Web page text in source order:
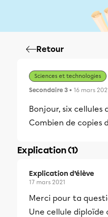
Retour
Sciences et technologies
Secondaire 3 • 16 mars
Bonjour, six cellules
Combien de copies
Explication (1)
Explication d’élève
17 mars 2021
Merci pour ta
Une cellule